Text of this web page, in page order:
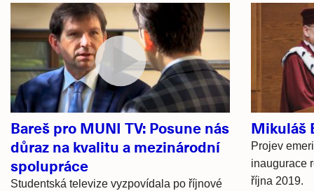
Související
články
Bareš pro MUNI TV: Posune nás
důraz na kvalitu a mezinárodní
spolupráce
Studentská televize vyzpovídala po říjnové
Mikuláš
Projev
inaugurace
října 2019.